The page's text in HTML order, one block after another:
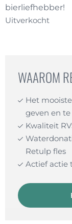
bierliefhebber!
Uitverkocht
WAAROM
Het
geven en
Kwaliteit
Retulp fles
Actief actie